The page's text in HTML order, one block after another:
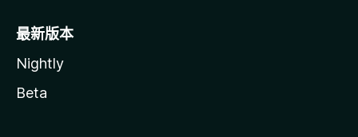
最新版本
Nightly
Beta